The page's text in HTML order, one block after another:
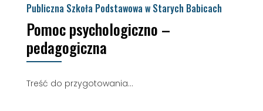
Publiczna Szkoła Podstawowa w Starych Babicach
Pomoc psychologiczno –
pedagogiczna
Treść do przygotowania…